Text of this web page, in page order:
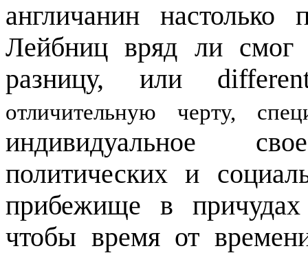
англичанин
Лейбниц вряд ли
разницу, или
отличительную черту,
индивидуальное
политических и
прибежище в
чтобы время от